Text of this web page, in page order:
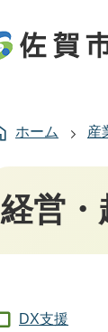
ホーム 産
経営・
DX支援